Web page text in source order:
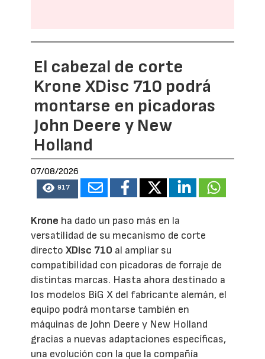
El cabezal de corte
Krone XDisc 710 podrá
montarse en picadoras
John Deere y New
Holland
07/08/2026
917
Krone ha dado un paso más en la
versatilidad de su mecanismo de corte
directoXDisc 710 al ampliar su
compatibilidad con picadoras de forraje de
distintas marcas. Hasta ahora destinado a
los modelos BiG X del fabricante alemán, el
equipo podrá montarse también en
máquinas de John Deere y New Holland
gracias a nuevas adaptaciones específicas,
una evolución con la que la compañía